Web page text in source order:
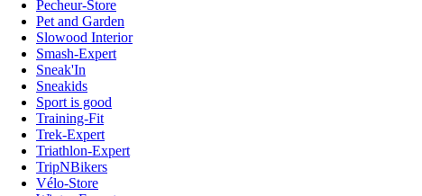
Pecheur-Store
Pet and Garden
Slowood Interior
Smash-Expert
Sneak'In
Sneakids
Sport is good
Training-Fit
Trek-Expert
Triathlon-Expert
TripNBikers
Vélo-Store